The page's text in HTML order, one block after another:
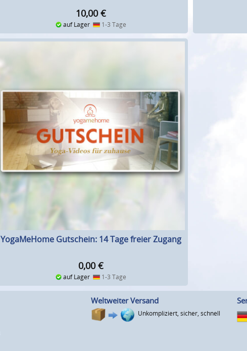
10,00 €
auf Lager 1-3 Tage
YogaMeHome Gutschein: 14 Tage freier Zugang
0,00 €
auf Lager 1-3 Tage
Weltweiter Versand
Unkompliziert, sicher, schnell